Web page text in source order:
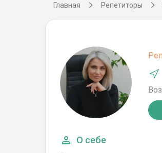
Главная Репетиторы
О себе